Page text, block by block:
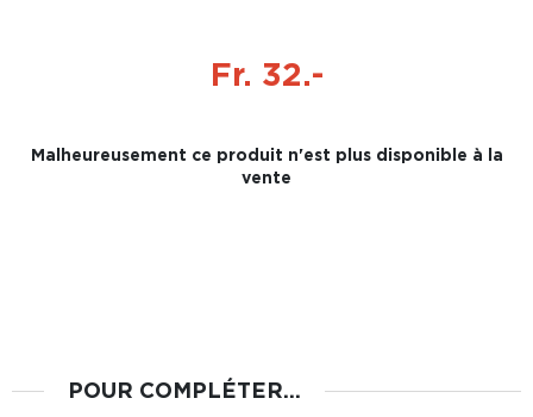
Fr. 32.-
Malheureusement ce produit n'est plus disponible à la
vente
POUR COMPLÉTER...